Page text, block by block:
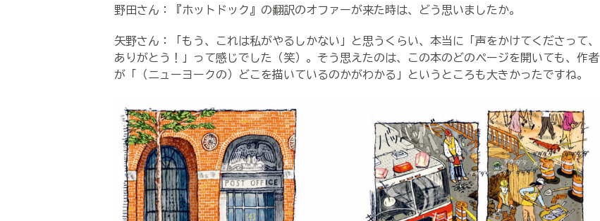
野田さん：『ホットドック』の翻訳のオファーが来た時は、どう思いましたか。
矢野さん：「もう、これは私がやるしかない」と思うくらい、本当に「声をかけてくださって、
ありがとう！」って感じでした（笑）。そう思えたのは、この本のどのページを開いても、作者
が「（ニューヨークの）どこを描いているのかがわかる」というところも大きかったですね。